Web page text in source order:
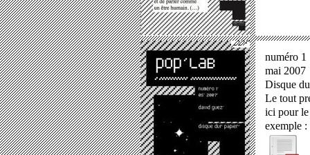
numéro 1
mai 2007
Disque
Le tout
ici pour
exemple :